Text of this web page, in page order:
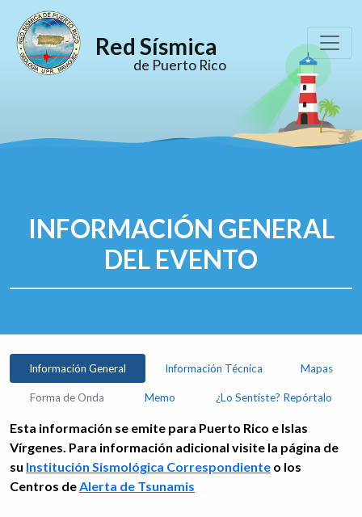
Red Sísmica
de Puerto Rico
INFORMACIÓN GENERAL
DEL EVENTO
Información General Información Técnica Mapas
Forma de Onda Memo ¿Lo Sentiste? Repórtalo
Esta información se emite para Puerto Rico e Islas
Vírgenes. Para información adicional visite la página de
su Institución Sismológica Correspondiente o los
Centros deAlerta de Tsunamis